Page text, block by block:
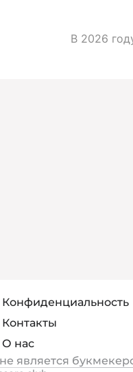
В 2026
Конфиденциальность
Контакты
О нас
является